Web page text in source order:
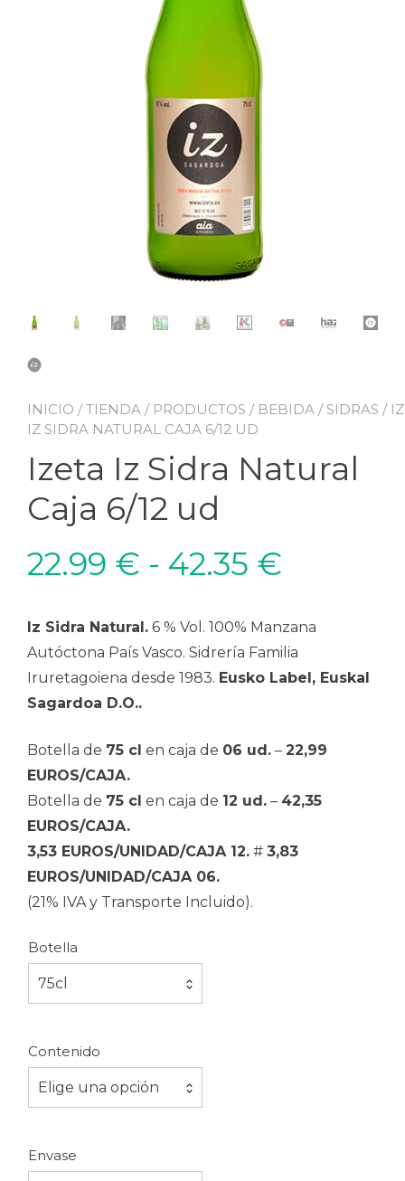
INICIO /TIENDA / PRODUCTOS / BEBIDA / SIDRAS /
IZ SIDRA NATURAL CAJA 6/12 UD
Izeta Iz Sidra Natural
Caja 6/12 ud
22.99 € - 42.35 €
precios:
22.99 €
hasta
42.35 €
Iz Sidra Natural. 6 % Vol. 100% Manzana
Autóctona País Vasco. Sidrería Familia
Iruretagoiena desde 1983. Eusko Label, Euskal
Sagardoa D.O..
Botella de 75 cl en caja de 06 ud. – 22,99
EUROS/CAJA.
Botella de 75 cl en caja de 12 ud. – 42,35
EUROS/CAJA.
3,53 EUROS/UNIDAD/CAJA 12. # 3,83
EUROS/UNIDAD/CAJA 06.
(21% IVA y Transporte Incluido).
Botella
75cl
Contenido
Elige una opción
Envase